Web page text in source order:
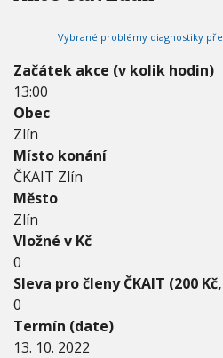
-
1
3
.
1
0
.
2
0
2
2
Vybrané problémy diagnostiky
Začátek akce (v kolik hodin)
13:00
Obec
Zlín
Místo konání
ČKAIT Zlín
Město
Zlín
Vložné v Kč
0
Sleva pro členy ČKAIT (200
0
Termín (date)
13. 10. 2022